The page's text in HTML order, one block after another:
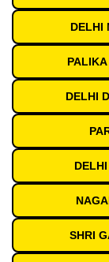
DELHI
DELHI
SHRI